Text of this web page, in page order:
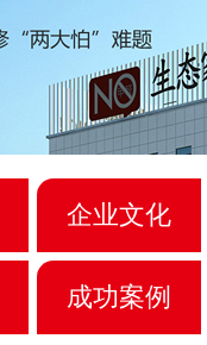
企业文化
成功案例